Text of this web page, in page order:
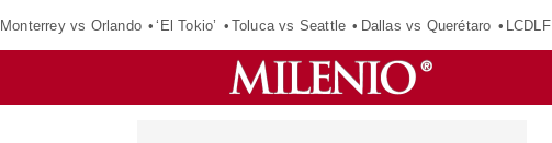
Monterrey vs Orlando ‘El Tokio’ Toluca vs Seattle Dallas vs Querétaro LCDLF